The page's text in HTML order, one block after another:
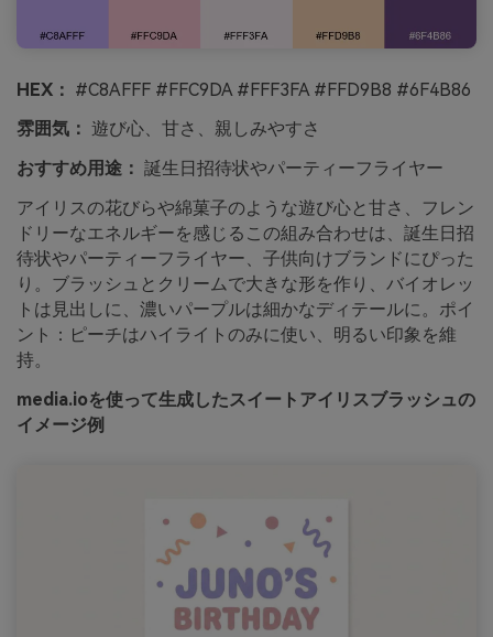
HEX： #C8AFFF #FFC9DA #FFF3FA #FFD9B8 #6F4B86
雰囲気： 遊び心、甘さ、親しみやすさ
おすすめ用途： 誕生日招待状やパーティーフライヤー
アイリスの花びらや綿菓子のような遊び心と甘さ、フレン
ドリーなエネルギーを感じるこの組み合わせは、誕生日招
待状やパーティーフライヤー、子供向けブランドにぴった
り。ブラッシュとクリームで大きな形を作り、バイオレッ
トは見出しに、濃いパープルは細かなディテールに。ポイ
ント：ピーチはハイライトのみに使い、明るい印象を維
持。
media.ioを使って生成したスイートアイリスブラッシュの
イメージ例